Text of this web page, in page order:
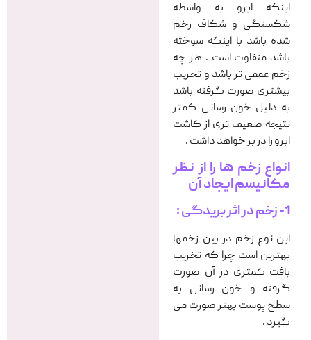
اینکه ابرو به واسطه
شکستگی و شکاف زخم
شده باشد با اینکه سوخته
باشد متفاوت است . هر چه
زخم عمقی تر باشد و تخریب
بیشتری صورت گرفته باشد
به دلیل خون رسانی کمتر
نتیجه ضعیف تری از کاشت
ابرو را در بر خواهد داشت .
انواع زخم ها را از نظر
مکانیسم ایجاد آن
1- زخم در اثر بریدگی :
این نوع زخم در بین زخمها
بهترین است چرا که تخریب
بافت کمتری در آن صورت
گرفته و خون رسانی به
سطح پوست بهتر صورت می
گیرد .